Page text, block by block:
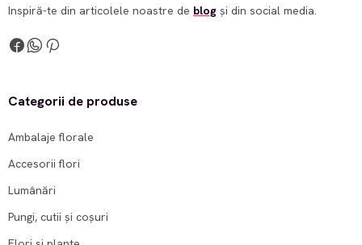
Inspiră-te din articolele noastre de blog și din social media.
Categorii de produse
Ambalaje florale
Accesorii flori
Lumânări
Pungi, cutii și coșuri